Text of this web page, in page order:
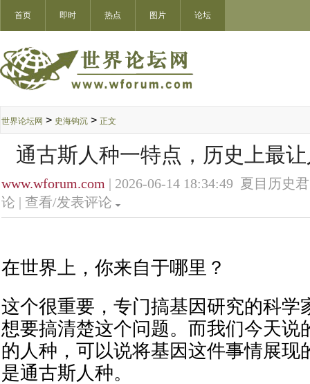
首页 即时 热点 图片 论坛
世界论坛网 > 史海钩沉 > 正文
通古斯人种一特点，历史上最
www.wforum.com | 2026-06-14 18:34:49 夏目历史
论 | 查看/发表评论
在世界上，你来自于哪里？
这个很重要，专门搞基因研究的科学
想要搞清楚这个问题。而我们今天说
的人种，可以说将基因这件事情展
是通古斯人种。